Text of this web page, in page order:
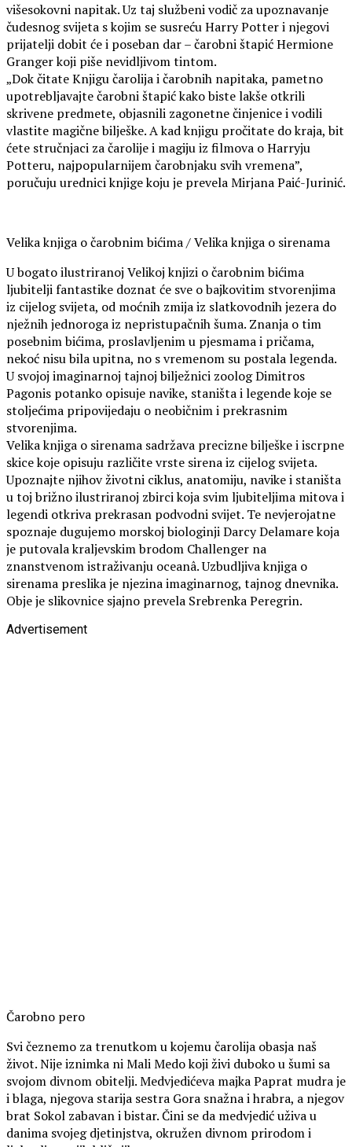
višesokovni napitak. Uz taj službeni vodič za upoznavanje
čudesnog svijeta s kojim se susreću Harry Potter i njegovi
prijatelji dobit će i poseban dar – čarobni štapić Hermione
Granger koji piše nevidljivom tintom.
„Dok čitate Knjigu čarolija i čarobnih napitaka, pametno
upotrebljavajte čarobni štapić kako biste lakše otkrili
skrivene predmete, objasnili zagonetne činjenice i vodili
vlastite magične bilješke. A kad knjigu pročitate do kraja, bit
ćete stručnjaci za čarolije i magiju iz filmova o Harryju
Potteru, najpopularnijem čarobnjaku svih vremena”,
poručuju urednici knjige koju je prevela Mirjana Paić-Jurinić.
Velika knjiga o čarobnim bićima / Velika knjiga o sirenama
U bogato ilustriranoj Velikoj knjizi o čarobnim bićima
ljubitelji fantastike doznat će sve o bajkovitim stvorenjima
iz cijelog svijeta, od moćnih zmija iz slatkovodnih jezera do
nježnih jednoroga iz nepristupačnih šuma. Znanja o tim
posebnim bićima, proslavljenim u pjesmama i pričama,
nekoć nisu bila upitna, no s vremenom su postala legenda.
U svojoj imaginarnoj tajnoj bilježnici zoolog Dimitros
Pagonis potanko opisuje navike, staništa i legende koje se
stoljećima pripovijedaju o neobičnim i prekrasnim
stvorenjima.
Velika knjiga o sirenama sadržava precizne bilješke i iscrpne
skice koje opisuju različite vrste sirena iz cijelog svijeta.
Upoznajte njihov životni ciklus, anatomiju, navike i staništa
u toj brižno ilustriranoj zbirci koja svim ljubiteljima mitova i
legendi otkriva prekrasan podvodni svijet. Te nevjerojatne
spoznaje dugujemo morskoj biologinji Darcy Delamare koja
je putovala kraljevskim brodom Challenger na
znanstvenom istraživanju oceanâ. Uzbudljiva knjiga o
sirenama preslika je njezina imaginarnog, tajnog dnevnika.
Obje je slikovnice sjajno prevela Srebrenka Peregrin.
Advertisement
Čarobno pero
Svi čeznemo za trenutkom u kojemu čarolija obasja naš
život. Nije iznimka ni Mali Medo koji živi duboko u šumi sa
svojom divnom obitelji. Medvjedićeva majka Paprat mudra je
i blaga, njegova starija sestra Gora snažna i hrabra, a njegov
brat Sokol zabavan i bistar. Čini se da medvjedić uživa u
danima svojeg djetinjstva, okružen divnom prirodom i